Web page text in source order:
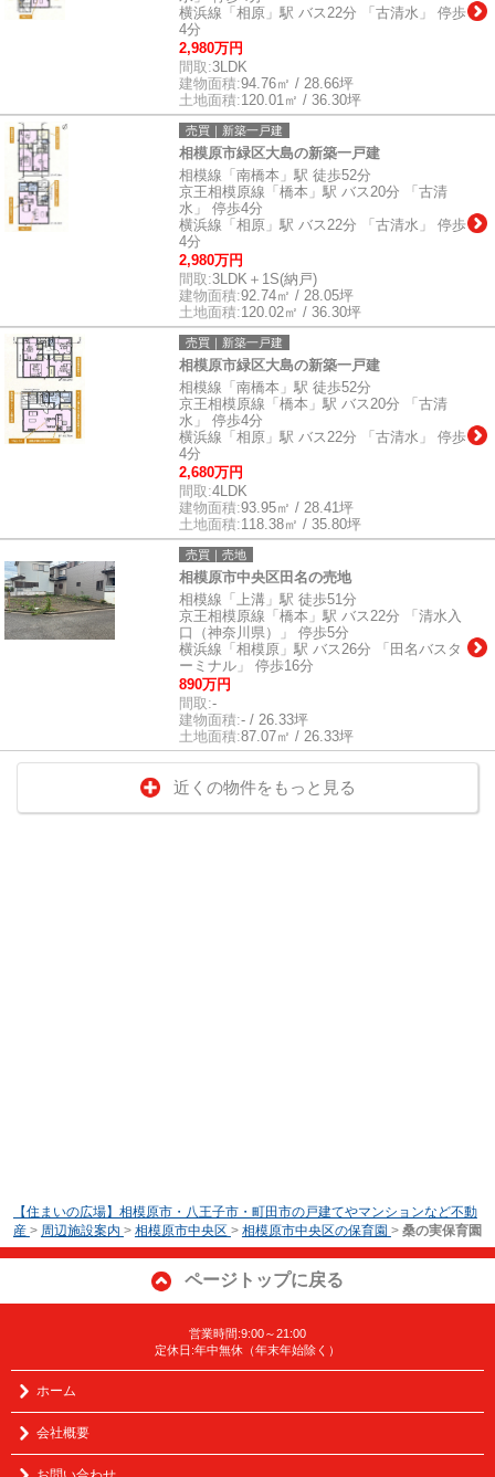
横浜線「相原」駅 バス22分 「古清水」 停歩
4分
2,980万円
間取:3LDK
建物面積:94.76㎡ / 28.66坪
土地面積:120.01㎡ / 36.30坪
売買｜新築一戸建
相模原市緑区大島の新築一戸建
相模線「南橋本」駅 徒歩52分
京王相模原線「橋本」駅 バス20分 「古清
水」 停歩4分
横浜線「相原」駅 バス22分 「古清水」 停歩
4分
2,980万円
間取:3LDK＋1S(納戸)
建物面積:92.74㎡ / 28.05坪
土地面積:120.02㎡ / 36.30坪
売買｜新築一戸建
相模原市緑区大島の新築一戸建
相模線「南橋本」駅 徒歩52分
京王相模原線「橋本」駅 バス20分 「古清
水」 停歩4分
横浜線「相原」駅 バス22分 「古清水」 停歩
4分
2,680万円
間取:4LDK
建物面積:93.95㎡ / 28.41坪
土地面積:118.38㎡ / 35.80坪
売買｜売地
相模原市中央区田名の売地
相模線「上溝」駅 徒歩51分
京王相模原線「橋本」駅 バス22分 「清水入
口（神奈川県）」 停歩5分
横浜線「相模原」駅 バス26分 「田名バスタ
ーミナル」 停歩16分
890万円
間取:-
建物面積:- / 26.33坪
土地面積:87.07㎡ / 26.33坪
近くの物件をもっと見る
【住まいの広場】相模原市・八王子市・町田市の戸建てやマンションなど不動
産 > 周辺施設案内 > 相模原市中央区 > 相模原市中央区の保育園 > 桑の実保育園
ページトップに戻る
営業時間:9:00～21:00
定休日:年中無休（年末年始除く）
ホーム
会社概要